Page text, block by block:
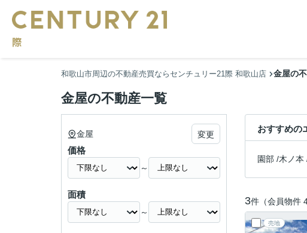
和歌山市周辺の不動産売買ならセンチュリー21際 和歌山店 金屋の
金屋の不動産一覧
おすすめの
園部 /木ノ本
3件（会員物件 4
売地
金屋 変更
価格
～
面積
～